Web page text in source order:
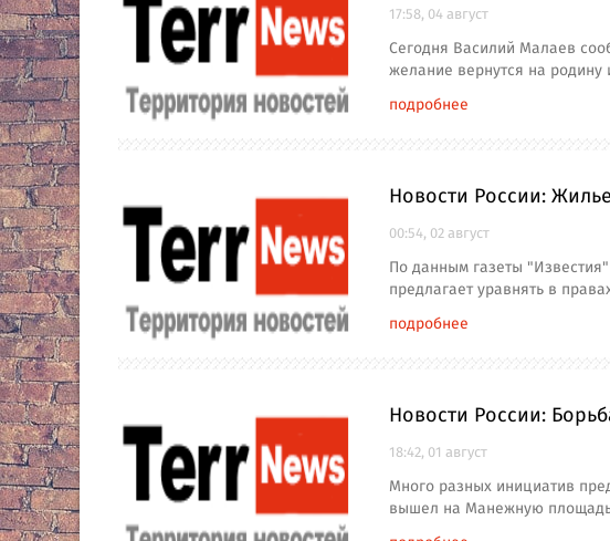
17:58, 04 август
Сегодня Василий Малаев
желание вернутся на родину
подробнее
Новости России:
00:54, 02 август
По данным газеты
предлагает уравнять в
подробнее
Новости России:
18:42, 01 август
Много разных инициатив
вышел на Манежную